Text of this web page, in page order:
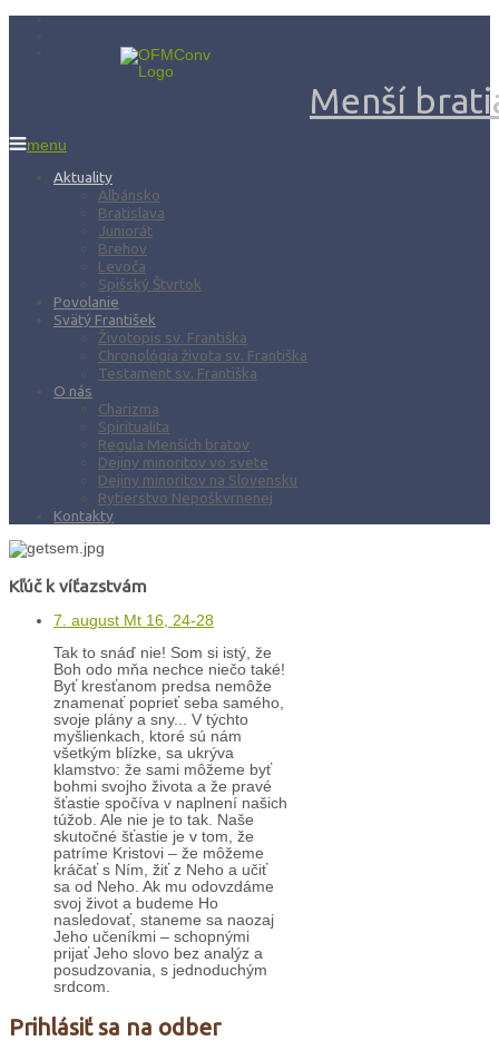
Menší
menu
Aktuality
Albánsko
Bratislava
Juniorát
Brehov
Levoča
Spišský Štvrtok
Povolanie
Svätý František
Životopis sv. Františka
Chronológia života sv. Františka
Testament sv. Františka
O nás
Charizma
Spiritualita
Regula Menších bratov
Dejiny minoritov vo svete
Dejiny minoritov na Slovensku
Rytierstvo Nepoškvrnenej
Kontakty
Kľúč k víťazstvám
7. august Mt 16, 24-28
Tak to snáď nie! Som si istý, že
Boh odo mňa nechce niečo také!
Byť kresťanom predsa nemôže
znamenať poprieť seba samého,
svoje plány a sny... V týchto
myšlienkach, ktoré sú nám
všetkým blízke, sa ukrýva
klamstvo: že sami môžeme byť
bohmi svojho života a že pravé
šťastie spočíva v naplnení našich
túžob. Ale nie je to tak. Naše
skutočné šťastie je v tom, že
patríme Kristovi – že môžeme
kráčať s Ním, žiť z Neho a učiť
sa od Neho. Ak mu odovzdáme
svoj život a budeme Ho
nasledovať, staneme sa naozaj
Jeho učeníkmi – schopnými
prijať Jeho slovo bez analýz a
posudzovania, s jednoduchým
srdcom.
Prihlásiť sa na odber